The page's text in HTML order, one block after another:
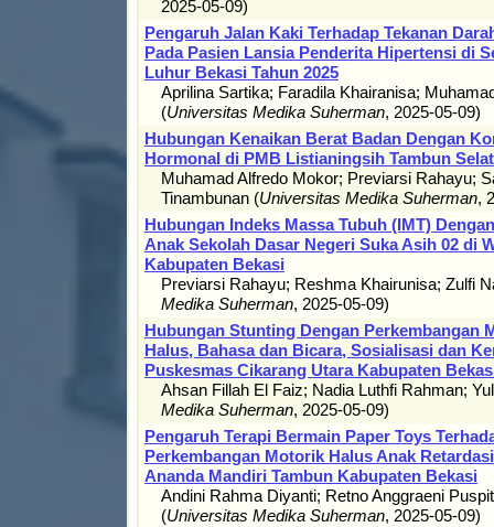
2025-05-09)
Pengaruh Jalan Kaki Terhadap Tekanan
Pada Pasien Lansia Penderita Hipertensi di
Luhur Bekasi Tahun 2025
Aprilina Sartika; Faradila Khairanisa;
(Universitas Medika Suherman, 2025-05-09)
Hubungan Kenaikan Berat Badan Dengan
Hormonal di PMB Listianingsih Tambun
Muhamad Alfredo Mokor; Previarsi Rahayu;
Tinambunan (Universitas Medika Suherman,
Hubungan Indeks Massa Tubuh (IMT)
Anak Sekolah Dasar Negeri Suka Asih 02 di
Kabupaten Bekasi
Previarsi Rahayu; Reshma Khairunisa; Zulfi
Medika Suherman, 2025-05-09)
Hubungan Stunting Dengan Perkembangan
Halus, Bahasa dan Bicara, Sosialisasi dan
Puskesmas Cikarang Utara Kabupaten
Ahsan Fillah El Faiz; Nadia Luthfi Rahman;
Medika Suherman, 2025-05-09)
Pengaruh Terapi Bermain Paper Toys
Perkembangan Motorik Halus Anak
Ananda Mandiri Tambun Kabupaten Bekasi
Andini Rahma Diyanti; Retno Anggraeni
(Universitas Medika Suherman, 2025-05-09)